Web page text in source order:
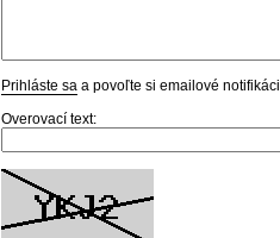
Prihláste sa a povoľte si emailové
Overovací text: